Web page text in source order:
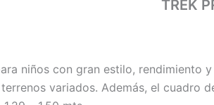
TREK
niños con gran estilo,
variados. Además, el